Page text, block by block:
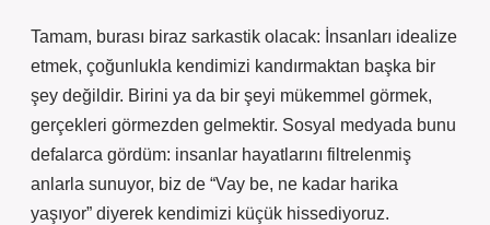
Tamam, burası biraz sarkastik olacak: İnsanları idealize
etmek, çoğunlukla kendimizi kandırmaktan başka bir
şey değildir. Birini ya da bir şeyi mükemmel görmek,
gerçekleri görmezden gelmektir. Sosyal medyada bunu
defalarca gördüm: insanlar hayatlarını filtrelenmiş
anlarla sunuyor, biz de “Vay be, ne kadar harika
yaşıyor” diyerek kendimizi küçük hissediyoruz.